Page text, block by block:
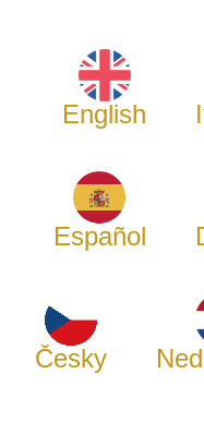
English
Español
Česky